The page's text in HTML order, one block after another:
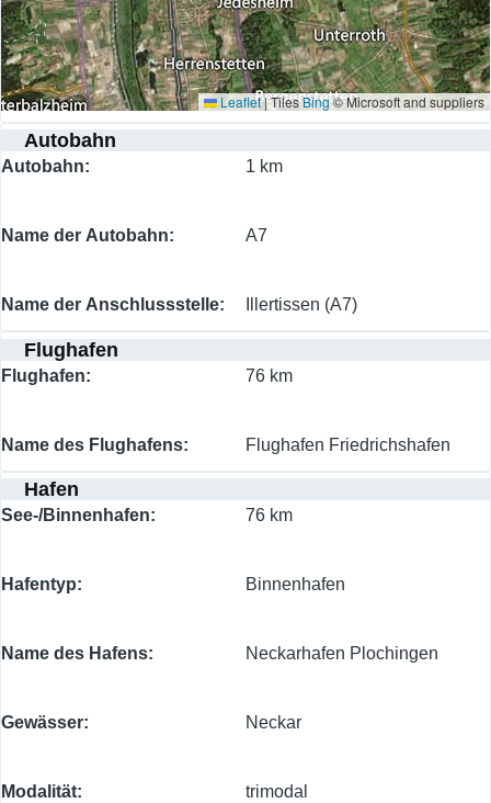
Leaflet|TilesBing© Microsoft and suppliers
Autobahn
Autobahn 1 km
Name der Autobahn A7
Name der Anschlussstelle Illertissen (A7)
Flughafen
Flughafen 76 km
Name des Flughafens Flughafen Friedrichshafen
Hafen
See-/Binnenhafen 76 km
Hafentyp Binnenhafen
Name des Hafens Neckarhafen Plochingen
Gewässer Neckar
Modalität trimodal